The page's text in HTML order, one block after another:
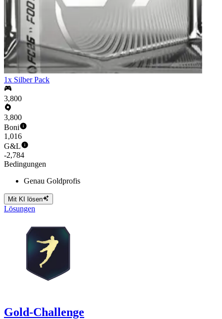
1x Silber Pack
3,800
3,800
Boni
1,016
G&L
-2,784
Bedingungen
Genau Goldprofis
Mit KI lösen
Lösungen
Gold-Challenge